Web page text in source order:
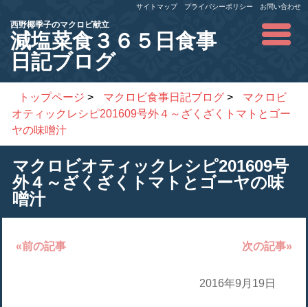
サイトマップ プライバシーポリシー お問い合わせ
西野椰季子のマクロビ献立
減塩菜食３６５日食事
日記ブログ
トップページ > マクロビ食事日記ブログ >
マクロビ
オティックレシピ201609号外４～ざくざくトマトとゴー
ヤの味噌汁
マクロビオティックレシピ201609号
外４～ざくざくトマトとゴーヤの味
噌汁
«前の記事 次の記事»
2016年9月19日